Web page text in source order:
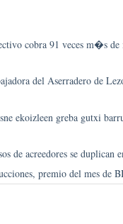
cobra 91 veces m�s de
del Aserradero de
ekoizleen greba gutxi
de acreedores se duplican
premio del mes de